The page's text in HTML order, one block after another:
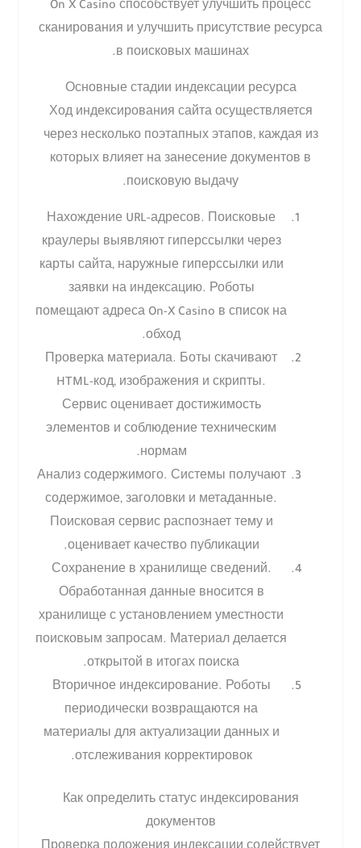
On X Casino способствует улучшить процесс
сканирования и улучшить присутствие ресурса
в поисковых машинах.
Основные стадии индексации ресурса
Ход индексирования сайта осуществляется
через несколько поэтапных этапов, каждая из
которых влияет на занесение документов в
поисковую выдачу.
Нахождение URL-адресов. Поисковые
краулеры выявляют гиперссылки через
карты сайта, наружные гиперссылки или
заявки на индексацию. Роботы
помещают адреса On-X Casino в список на
обход.
Проверка материала. Боты скачивают
HTML-код, изображения и скрипты.
Сервис оценивает достижимость
элементов и соблюдение техническим
нормам.
Анализ содержимого. Системы получают
содержимое, заголовки и метаданные.
Поисковая сервис распознает тему и
оценивает качество публикации.
Сохранение в хранилище сведений.
Обработанная данные вносится в
хранилище с установлением уместности
поисковым запросам. Материал делается
открытой в итогах поиска.
Вторичное индексирование. Роботы
периодически возвращаются на
материалы для актуализации данных и
отслеживания корректировок.
Как определить статус индексирования
документов